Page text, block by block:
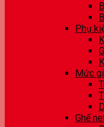
Phụ
Mức
Ghế